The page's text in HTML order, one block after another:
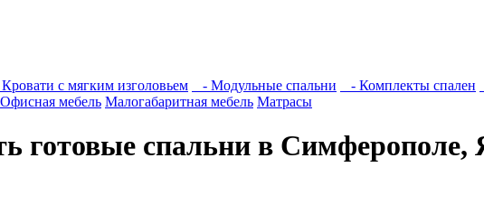
с мягким изголовьем - Модульные спальни - Комплекты спален
Офисная мебель Малогабаритная мебель Матрасы
готовые спальни в